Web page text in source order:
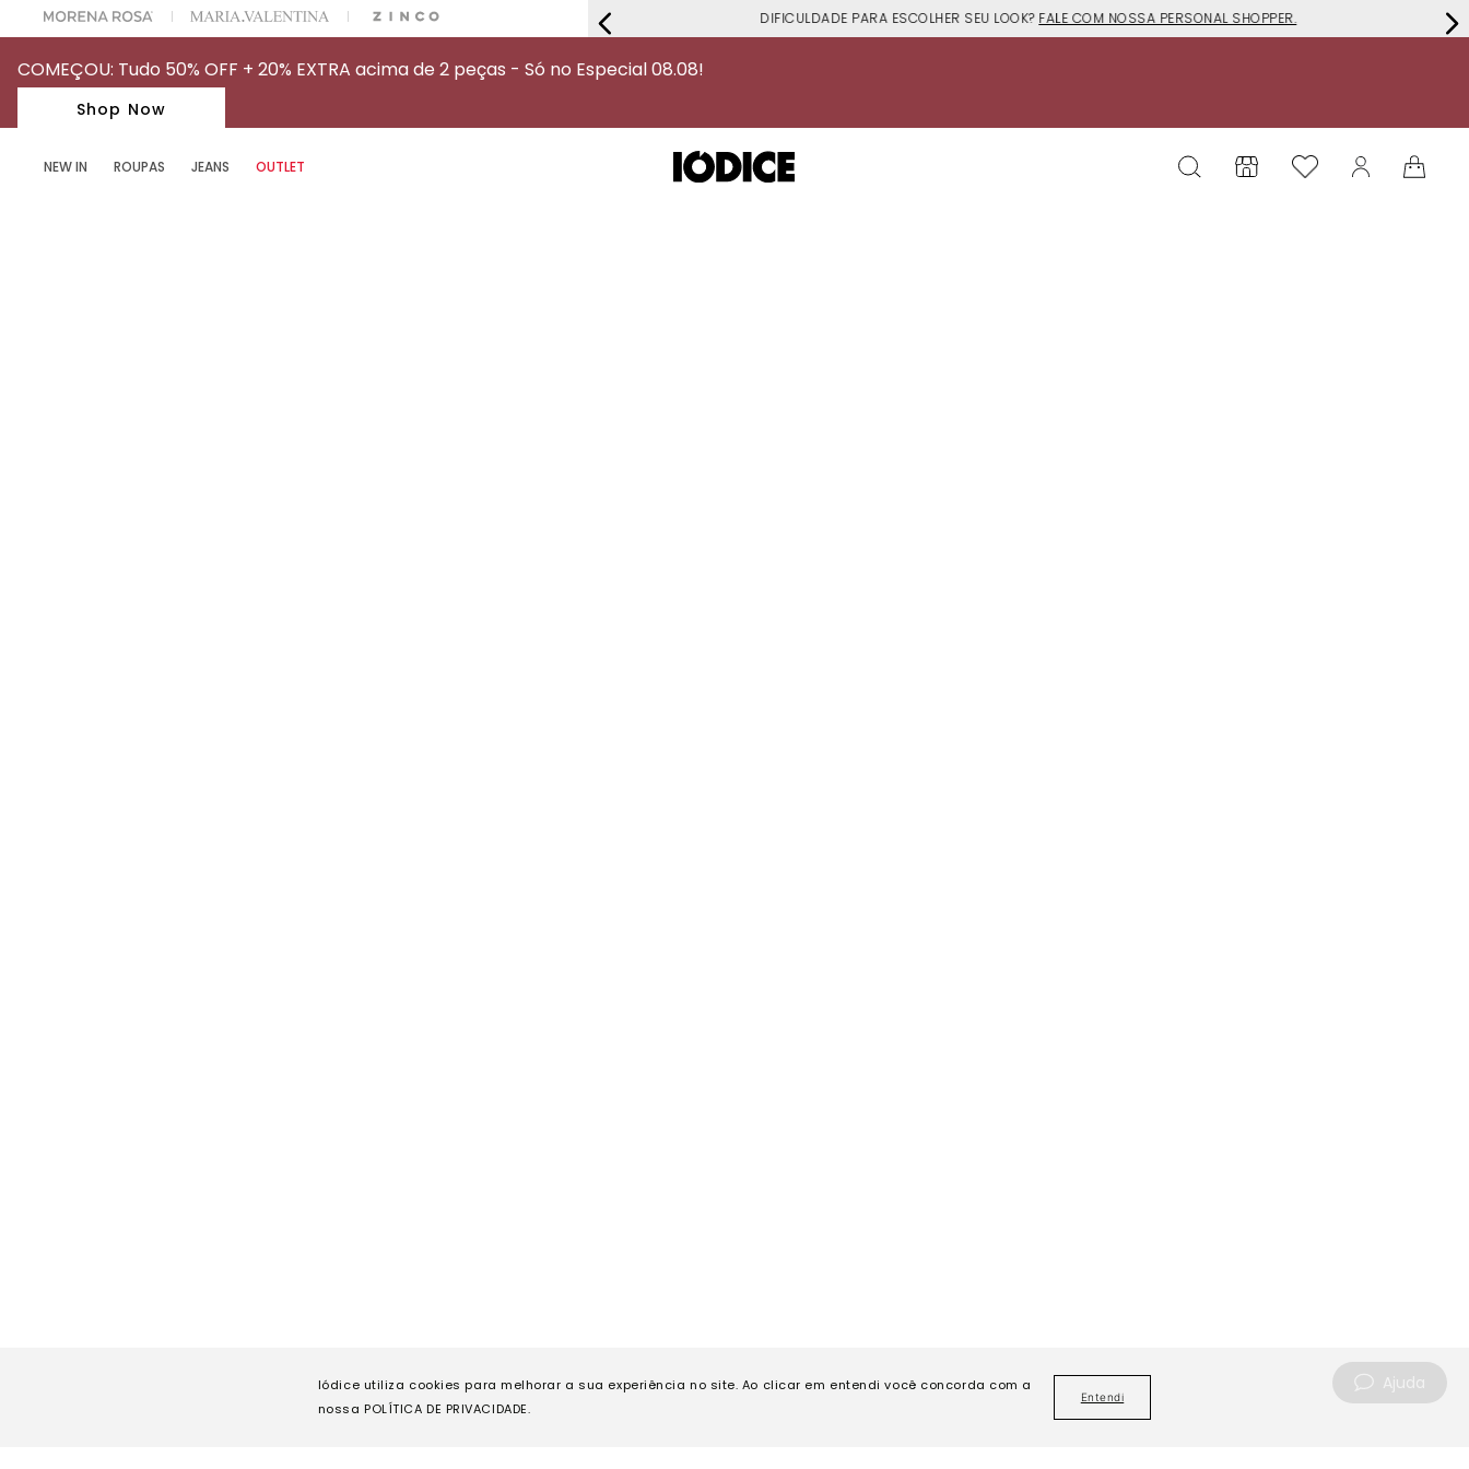
Iódice utiliza cookies para melhorar a sua experiência no site. Ao clicar em entendi você concorda com a
nossa POLÍTICA DE PRIVACIDADE.
Entendi
Ajuda
NA SUA 1° COMPRA USANDO O CUPOM: MYFIRSTIOD DIFICULDADE PARA ESCOLHER SEU LOOK? FALE COM NOSSA PERSONAL SHOPPER.
COMEÇOU: Tudo 50% OFF + 20% EXTRA acima de 2 peças - Só no Especial 08.08!
Shop Now
NEW IN ROUPAS JEANS OUTLET